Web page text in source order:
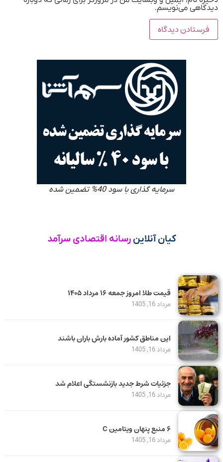
دیدگاهی می‌نویسم.
سرمایه گذاری با سود 40% تضمین شده
کیان آنلاین رسانه اقتصادی سرآمد
قیمت طلا امروز جمعه ۱۶ مرداد ۱۴۰۵
مرداد 16, 1405
این مناطق کشور آماده بارش باران باشند
مرداد 16, 1405
جزئیات شرط جدید بازنشستگی اعلام شد
مرداد 16, 1405
۶ منبع پنهان ویتامین C
مرداد 16, 1405